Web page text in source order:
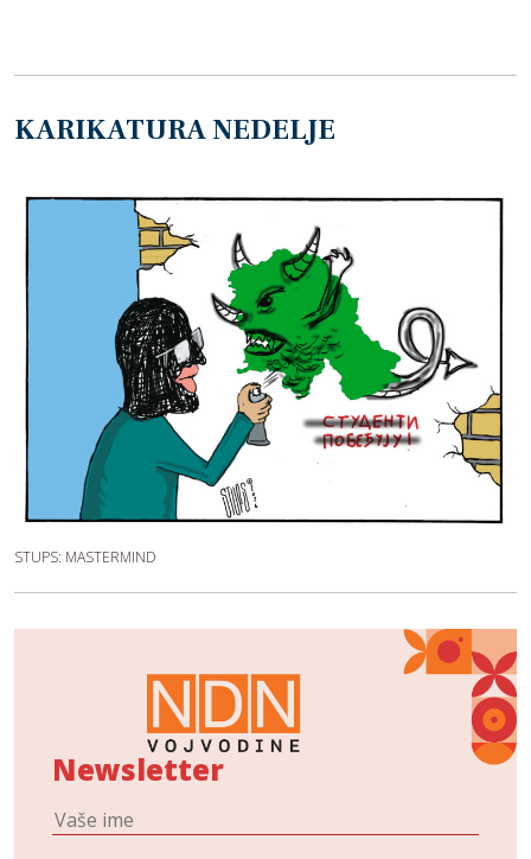
KARIKATURA NEDELJE
STUPS: MASTERMIND
Newsletter